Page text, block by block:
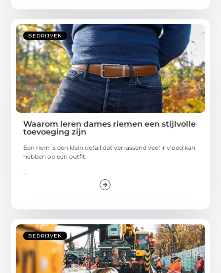
BEDRIJVEN
Waarom leren dames riemen een stijlvolle
toevoeging zijn
Een riem is een klein detail dat verrassend veel invloed kan
hebben op een outfit.
...
BEDRIJVEN